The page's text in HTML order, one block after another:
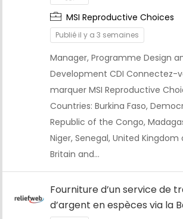
CDI
MSI Reproductive Choices
Publié il y a 3 semaines
Manager, Programme Design
Development CDI Connectez-
marquer MSI Reproductive
Countries: Burkina Faso,
Republic of the Congo,
Niger, Senegal, United Kingdom
Britain and…
Fourniture d’un service de
d’argent en espèces via la